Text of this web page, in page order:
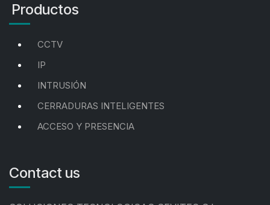
Productos
CCTV
IP
INTRUSIÓN
CERRADURAS INTELIGENTES
ACCESO Y PRESENCIA
Contact us